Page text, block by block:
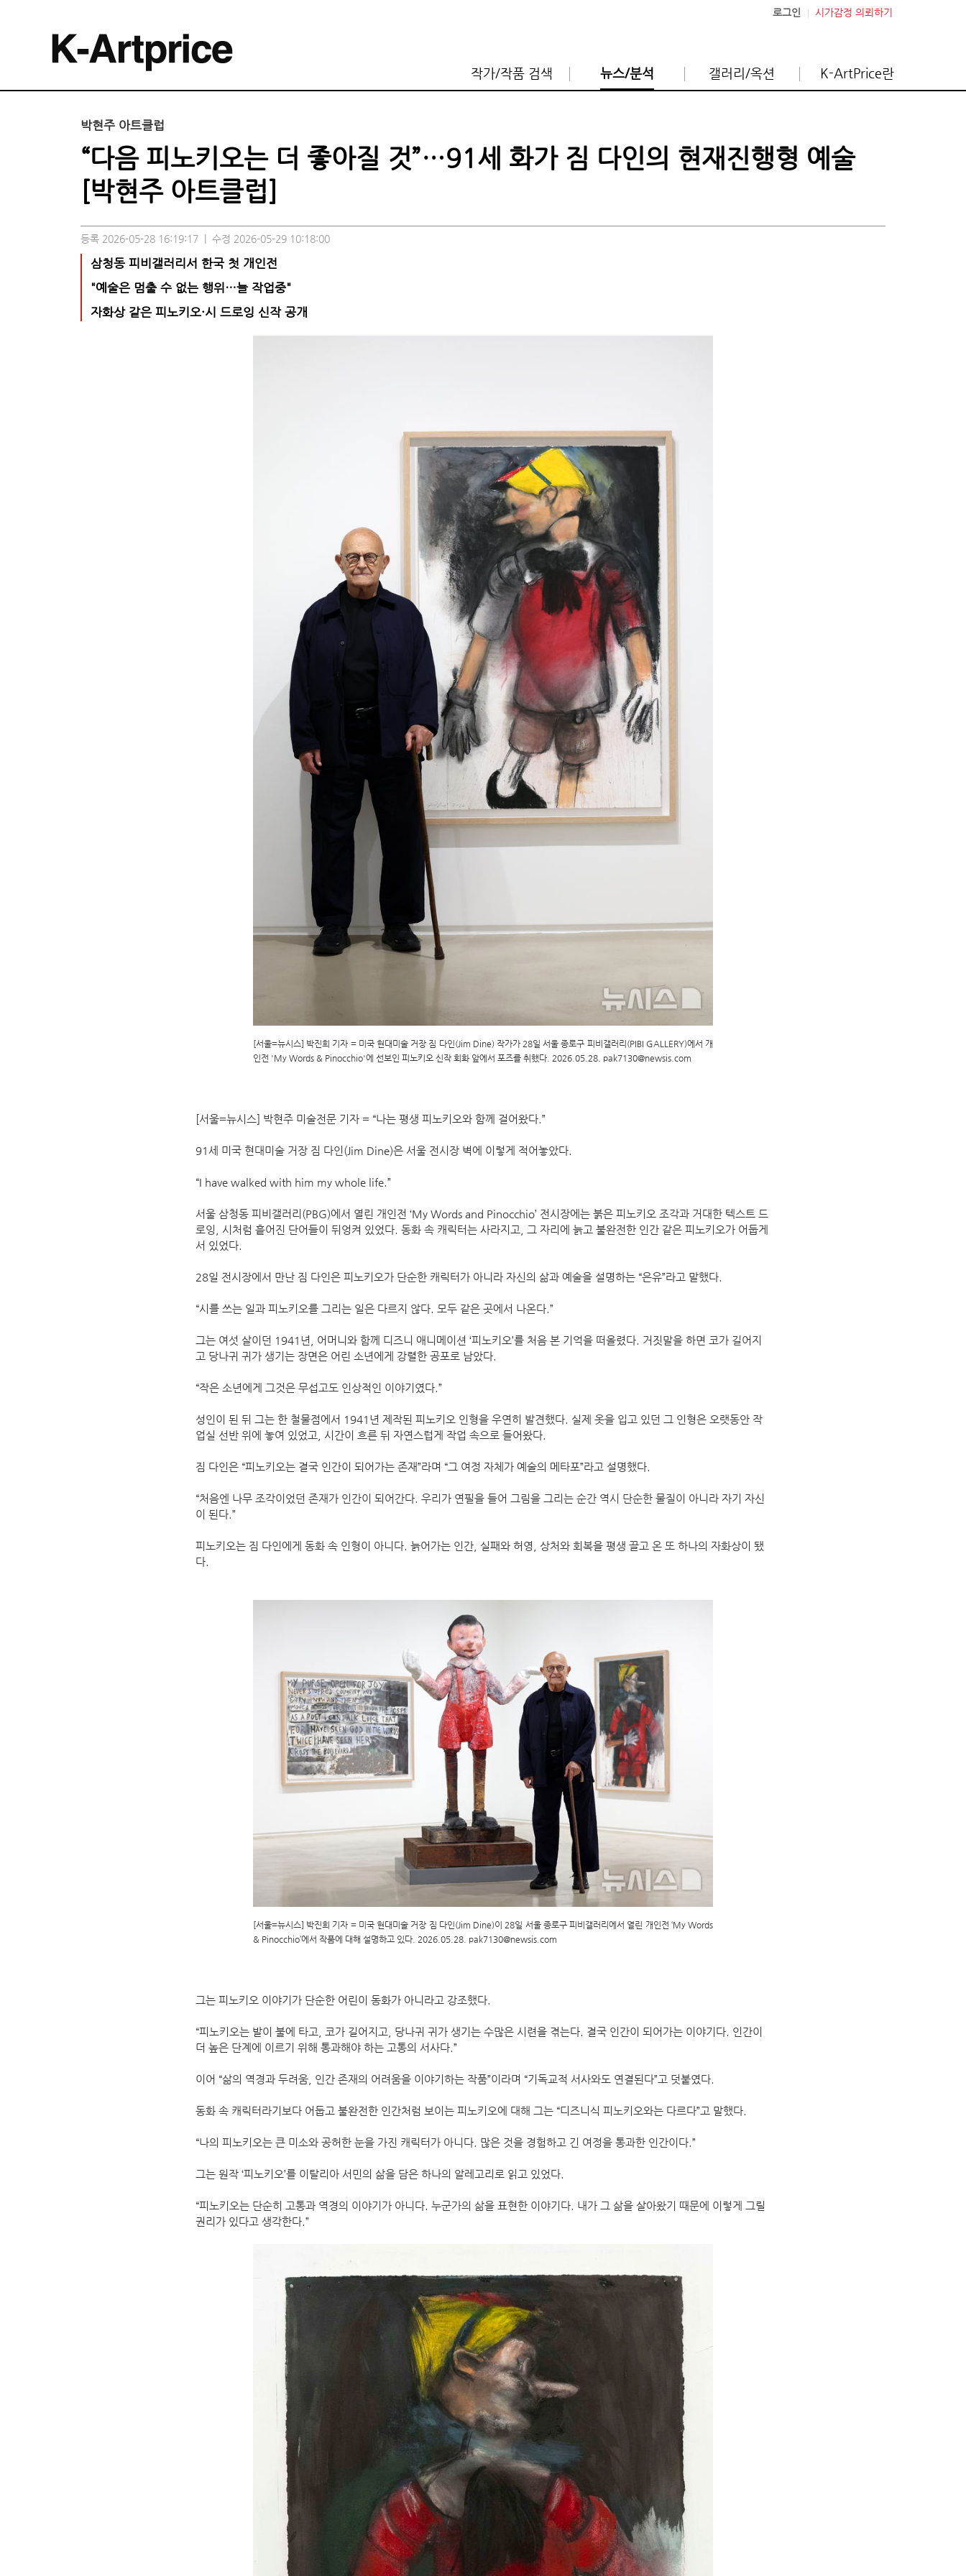
시가감정 의뢰하기
로그인
작가/작품 검색 뉴스/분석 갤러리/옥션 K-ArtPrice란
박현주 아트클럽
“다음 피노키오는 더 좋아질 것”…91세 화가 짐 다인의 현재진행형 예술
[박현주 아트클럽]
등록 2026-05-28 16:19:17 수정 2026-05-29 10:18:00
삼청동 피비갤러리서 한국 첫 개인전
"예술은 멈출 수 없는 행위…늘 작업중"
자화상 같은 피노키오·시 드로잉 신작 공개
[서울=뉴시스] 박진희 기자 = 미국 현대미술 거장 짐 다인(Jim Dine) 작가가 28일 서울 종로구 피비갤러리(PIBI GALLERY)에서 개
인전 'My Words & Pinocchio'에 선보인 피노키오 신작 회화 앞에서 포즈를 취했다. 2026.05.28. pak7130@newsis.com
[서울=뉴시스] 박현주 미술전문 기자 = “나는 평생 피노키오와 함께 걸어왔다.”
91세 미국 현대미술 거장 짐 다인(Jim Dine)은 서울 전시장 벽에 이렇게 적어놓았다.
“I have walked with him my whole life.”
서울 삼청동 피비갤러리(PBG)에서 열린 개인전 ‘My Words and Pinocchio’ 전시장에는 붉은 피노키오 조각과 거대한 텍스트 드
로잉, 시처럼 흩어진 단어들이 뒤엉켜 있었다. 동화 속 캐릭터는 사라지고, 그 자리에 늙고 불완전한 인간 같은 피노키오가 어둡게
서 있었다.
28일 전시장에서 만난 짐 다인은 피노키오가 단순한 캐릭터가 아니라 자신의 삶과 예술을 설명하는 “은유”라고 말했다.
“시를 쓰는 일과 피노키오를 그리는 일은 다르지 않다. 모두 같은 곳에서 나온다.”
그는 여섯 살이던 1941년, 어머니와 함께 디즈니 애니메이션 ‘피노키오’를 처음 본 기억을 떠올렸다. 거짓말을 하면 코가 길어지
고 당나귀 귀가 생기는 장면은 어린 소년에게 강렬한 공포로 남았다.
“작은 소년에게 그것은 무섭고도 인상적인 이야기였다.”
성인이 된 뒤 그는 한 철물점에서 1941년 제작된 피노키오 인형을 우연히 발견했다. 실제 옷을 입고 있던 그 인형은 오랫동안 작
업실 선반 위에 놓여 있었고, 시간이 흐른 뒤 자연스럽게 작업 속으로 들어왔다.
짐 다인은 “피노키오는 결국 인간이 되어가는 존재”라며 “그 여정 자체가 예술의 메타포”라고 설명했다.
“처음엔 나무 조각이었던 존재가 인간이 되어간다. 우리가 연필을 들어 그림을 그리는 순간 역시 단순한 물질이 아니라 자기 자신
이 된다.”
피노키오는 짐 다인에게 동화 속 인형이 아니다. 늙어가는 인간, 실패와 허영, 상처와 회복을 평생 끌고 온 또 하나의 자화상이 됐
다.
[서울=뉴시스] 박진희 기자 = 미국 현대미술 거장 짐 다인(Jim Dine)이 28일 서울 종로구 피비갤러리에서 열린 개인전 ‘My Words
& Pinocchio’에서 작품에 대해 설명하고 있다. 2026.05.28. pak7130@newsis.com
그는 피노키오 이야기가 단순한 어린이 동화가 아니라고 강조했다.
“피노키오는 발이 불에 타고, 코가 길어지고, 당나귀 귀가 생기는 수많은 시련을 겪는다. 결국 인간이 되어가는 이야기다. 인간이
더 높은 단계에 이르기 위해 통과해야 하는 고통의 서사다.”
이어 “삶의 역경과 두려움, 인간 존재의 어려움을 이야기하는 작품”이라며 “기독교적 서사와도 연결된다”고 덧붙였다.
동화 속 캐릭터라기보다 어둡고 불완전한 인간처럼 보이는 피노키오에 대해 그는 “디즈니식 피노키오와는 다르다”고 말했다.
“나의 피노키오는 큰 미소와 공허한 눈을 가진 캐릭터가 아니다. 많은 것을 경험하고 긴 여정을 통과한 인간이다.”
그는 원작 ‘피노키오’를 이탈리아 서민의 삶을 담은 하나의 알레고리로 읽고 있었다.
“피노키오는 단순히 고통과 역경의 이야기가 아니다. 누군가의 삶을 표현한 이야기다. 내가 그 삶을 살아왔기 때문에 이렇게 그릴
권리가 있다고 생각한다.”